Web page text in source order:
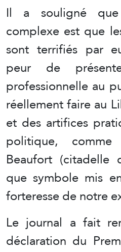
Il a souligné
complexe est que
sont terrifiés par
peur de
professionnelle au
réellement faire au
et des artifices
politique,
Beaufort
que symbole mis
forteresse de notre
Le journal a fait
déclaration du